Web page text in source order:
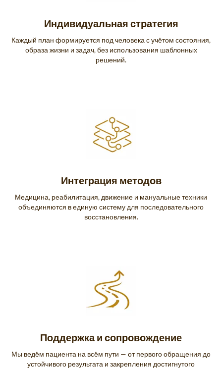
Индивидуальная стратегия
Каждый план формируется под человека с учётом состояния,
образа жизни и задач, без использования шаблонных
решений.
Интеграция методов
Медицина, реабилитация, движение и мануальные техники
объединяются в единую систему для последовательного
восстановления.
Поддержка и сопровождение
Мы ведём пациента на всём пути — от первого обращения до
устойчивого результата и закрепления достигнутого